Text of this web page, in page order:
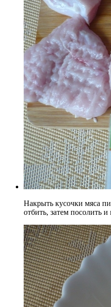
Накрыть кусочки мяса
отбить, затем посолить и